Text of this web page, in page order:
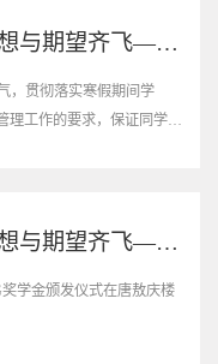
青春与活力并重 梦想与期望齐飞—记化学学院各年级大会
，贯彻落实寒假期间学
理工作的要求，保证同学们
青春与活力并重 梦想与期望齐飞—记化学学院2014年PPG奖学金颁奖仪式
奖学金颁发仪式在唐敖庆楼